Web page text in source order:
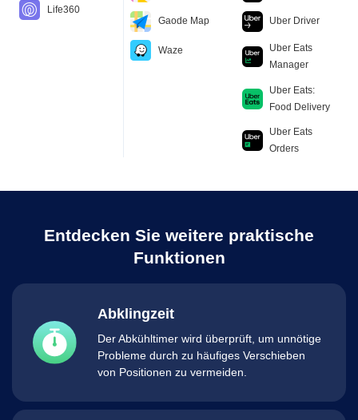
Life360
Gaode Map
Waze
Uber Driver
Uber Eats
Manager
Uber Eats:
Food Delivery
Uber Eats
Orders
Entdecken Sie weitere praktische
Funktionen
Abklingzeit
Der Abkühltimer wird überprüft, um unnötige
Probleme durch zu häufiges Verschieben
von Positionen zu vermeiden.